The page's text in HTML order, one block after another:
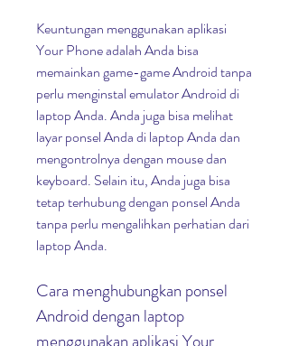
Keuntungan menggunakan aplikasi
Your Phone adalah Anda bisa
memainkan game-game Android tanpa
perlu menginstal emulator Android di
laptop Anda. Anda juga bisa melihat
layar ponsel Anda di laptop Anda dan
mengontrolnya dengan mouse dan
keyboard. Selain itu, Anda juga bisa
tetap terhubung dengan ponsel Anda
tanpa perlu mengalihkan perhatian dari
laptop Anda.
Cara menghubungkan ponsel
Android dengan laptop
menggunakan aplikasi Your